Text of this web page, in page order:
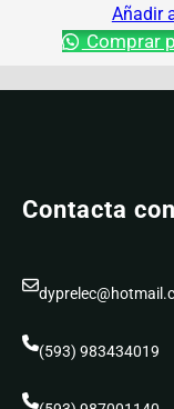
Añadir
Comprar
Contacta
(593) 983434019